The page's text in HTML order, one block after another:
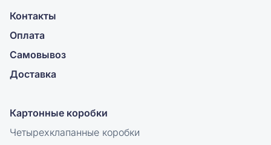
Контакты
Оплата
Самовывоз
Доставка
Картонные коробки
Четырехклапанные коробки